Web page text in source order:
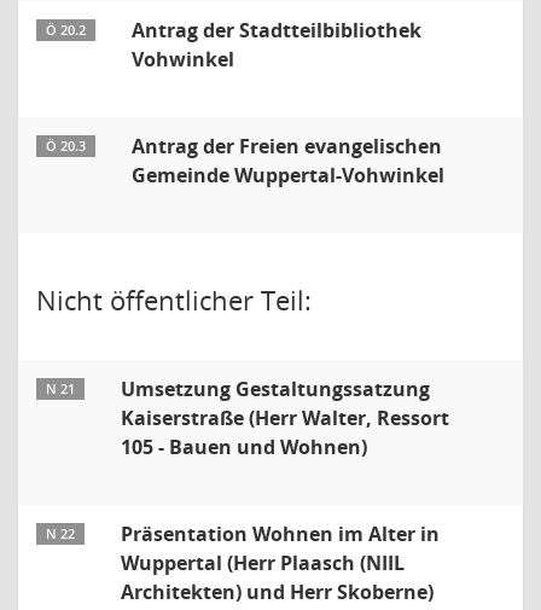
Ö 20.2
Antrag der Stadtteilbibliothek
Vohwinkel
Ö 20.3
Antrag der Freien evangelischen
Gemeinde Wuppertal-Vohwinkel
Nicht öffentlicher Teil:
N 21
Umsetzung Gestaltungssatzung
Kaiserstraße (Herr Walter, Ressort
105 - Bauen und Wohnen)
N 22
Präsentation Wohnen im Alter in
Wuppertal (Herr Plaasch (NIIL
Architekten) und Herr Skoberne)